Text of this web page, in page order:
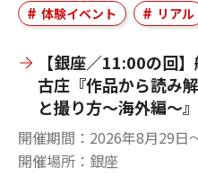
体験イベント リアル
【銀座／11:00の回
古庄『作品から読み
と撮り方～海外編～』
開催期間
2026年8月29日
開催場所
銀座